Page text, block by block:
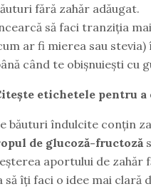
fără zahăr adăugat.
să faci tranziția
ar fi mierea sau
când te obișnuiești cu
etichetele pentru a
băuturi îndulcite conțin
de glucoză-fructoză
aportului de zahăr
să îți faci o idee mai clară